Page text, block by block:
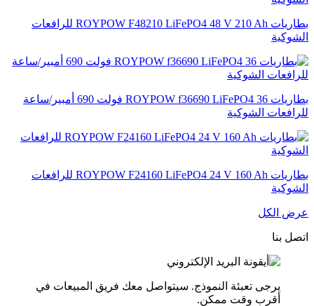
بطاريات ROYPOW F48210 LiFePO4 48 V 210 Ah للرافعات
الشوكية
بطاريات ROYPOW f36690 LiFePO4 36 فولت 690 أمبير/ساعة
للرافعات الشوكية
بطاريات ROYPOW F24160 LiFePO4 24 V 160 Ah للرافعات
الشوكية
عرض الكل
اتصل بنا
يرجى تعبئة النموذج. سيتواصل معك فريق المبيعات في
أقرب وقت ممكن.